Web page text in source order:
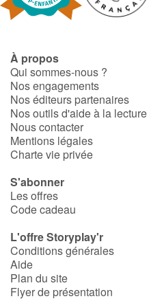
À propos
Qui sommes-nous ?
Nos engagements
Nos éditeurs partenaires
Nos outils d'aide à la lecture
Nous contacter
Mentions légales
Charte vie privée
S'abonner
Les offres
Code cadeau
L'offre Storyplay'r
Conditions générales
Aide
Plan du site
Flyer de présentation